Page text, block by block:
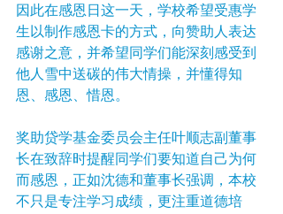
因此在感恩日这一天，学校希望受惠学
生以制作感恩卡的方式，向赞助人表达
感谢之意，并希望同学们能深刻感受到
他人雪中送碳的伟大情操，并懂得知
恩、感恩、惜恩。
奖助贷学基金委员会主任叶顺志副董事
长在致辞时提醒同学们要知道自己为何
而感恩，正如沈德和董事长强调，本校
不只是专注学习成绩，更注重道德培